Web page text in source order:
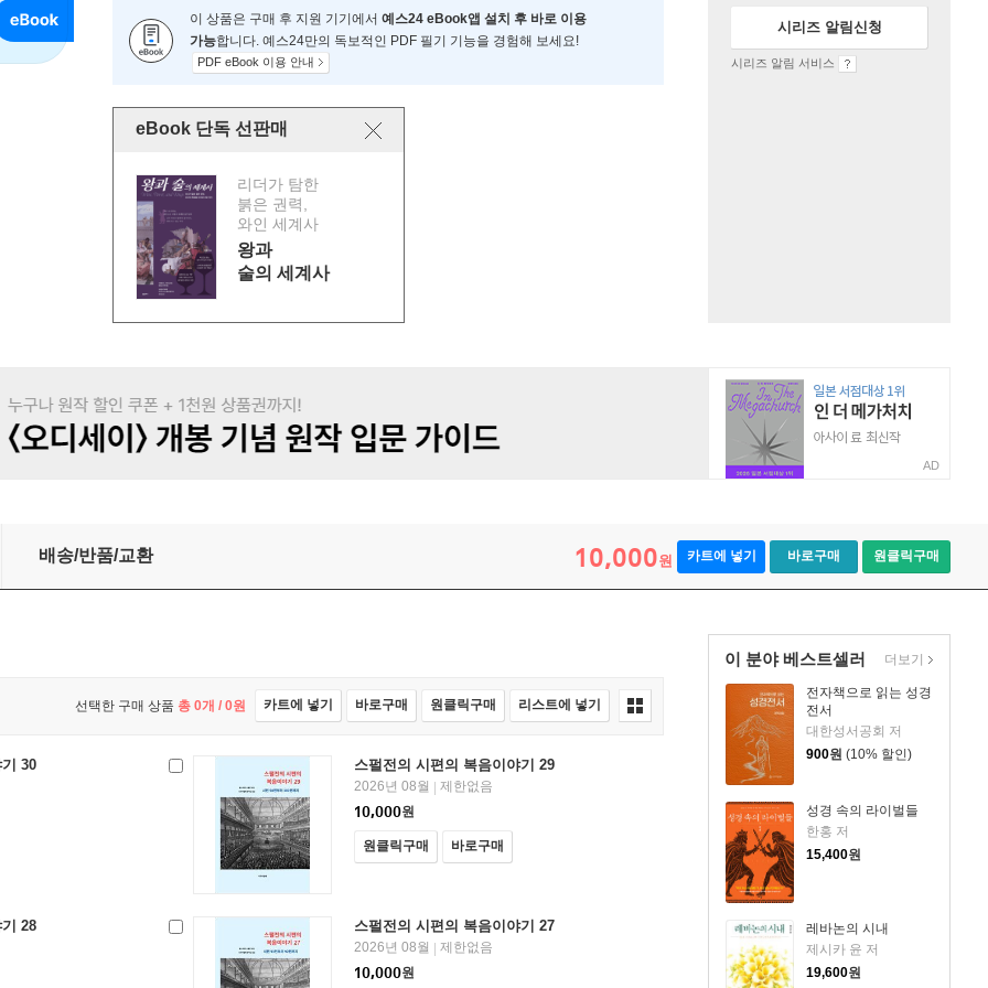
이 상품은 구매 후 지원 기기에서 예스24 eBook앱 설치 후 바로 이용
가능합니다. 예스24만의 독보적인 PDF 필기 기능을 경험해 보세요!
PDF eBook 이용 안내
eBook 단독 선판매
리더가 탐한
붉은 권력,
와인 세계사
왕과
술의 세계사
시리즈 알림신청
시리즈 알림 서비스
AD
배송/반품/교환 10,000원 카트에 넣기 바로구매 원클릭구매
이 분야 베스트셀러
전자책으로 읽는 성경
전서
대한성서공회 저
900원 (10% 할인)
성경 속의 라이벌들
한홍 저
15,400원
레바논의 시내
제시카 윤 저
19,600원
더보기
선택한 구매 상품 총 0개 / 0원 카트에 넣기 바로구매 원클릭구매 리스트에 넣기
30 스펄전의 시편의 복음이야기 29
2026년 08월
제한없음
10,000원
원클릭구매 바로구매
28 스펄전의 시편의 복음이야기 27
2026년 08월
제한없음
10,000원